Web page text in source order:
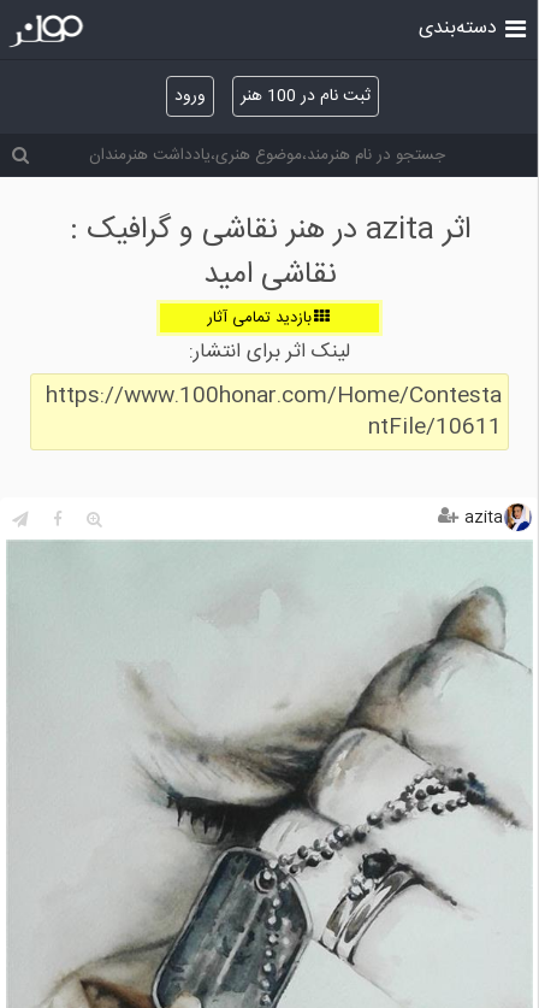
ثبت نام در 100 هنر ورود
دسته‌بندی
اثر azita در هنر نقاشی و گرافیک :
نقاشی امید
بازدید تمامی آثار
لینک اثر برای انتشار:
https://www.100honar.com/Home/Contesta
ntFile/10611
azita